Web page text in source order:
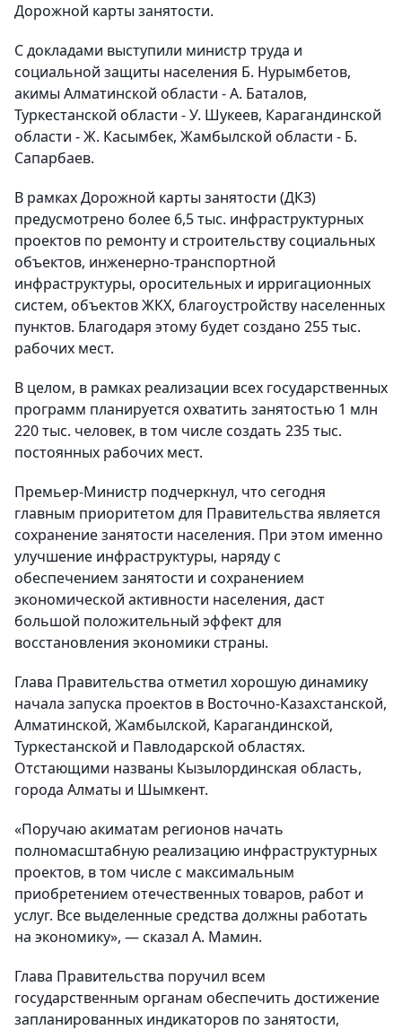
Дорожной карты занятости.
С докладами выступили министр труда и
социальной защиты населения Б. Нурымбетов,
акимы Алматинской области - А. Баталов,
Туркестанской области - У. Шукеев, Карагандинской
области - Ж. Касымбек, Жамбылской области - Б.
Сапарбаев.
В рамках Дорожной карты занятости (ДКЗ)
предусмотрено более 6,5 тыс. инфраструктурных
проектов по ремонту и строительству социальных
объектов, инженерно-транспортной
инфраструктуры, оросительных и ирригационных
систем, объектов ЖКХ, благоустройству населенных
пунктов. Благодаря этому будет создано 255 тыс.
рабочих мест.
В целом, в рамках реализации всех государственных
программ планируется охватить занятостью 1 млн
220 тыс. человек, в том числе создать 235 тыс.
постоянных рабочих мест.
Премьер-Министр подчеркнул, что сегодня
главным приоритетом для Правительства является
сохранение занятости населения. При этом именно
улучшение инфраструктуры, наряду с
обеспечением занятости и сохранением
экономической активности населения, даст
большой положительный эффект для
восстановления экономики страны.
Глава Правительства отметил хорошую динамику
начала запуска проектов в Восточно-Казахстанской,
Алматинской, Жамбылской, Карагандинской,
Туркестанской и Павлодарской областях.
Отстающими названы Кызылординская область,
города Алматы и Шымкент.
«Поручаю акиматам регионов начать
полномасштабную реализацию инфраструктурных
проектов, в том числе с максимальным
приобретением отечественных товаров, работ и
услуг. Все выделенные средства должны работать
на экономику», — сказал А. Мамин.
Глава Правительства поручил всем
государственным органам обеспечить достижение
запланированных индикаторов по занятости,